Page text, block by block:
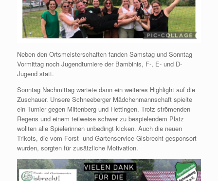
Neben den Ortsmeisterschaften fanden Samstag und Sonntag
Vormittag noch Jugendturniere der Bambinis, F-, E- und D-
Jugend statt.
Sonntag Nachmittag wartete dann ein weiteres Highlight auf die
Zuschauer. Unsere Schneeberger Mädchenmannschaft spielte
ein Turnier gegen Miltenberg und Hettingen. Trotz strömenden
Regens und einem teilweise schwer zu bespielendem Platz
wollten alle Spielerinnen unbedingt kicken. Auch die neuen
Trikots, die vom Forst- und Gartenservice Gisbrecht gesponsort
wurden, sorgten für zusätzliche Motivation.